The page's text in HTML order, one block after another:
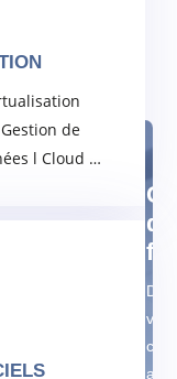
Gestion de
l Cloud …
de
vos